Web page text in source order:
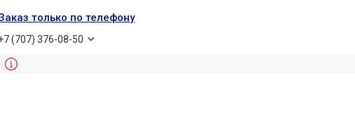
только по телефону
(707) 376-08-50